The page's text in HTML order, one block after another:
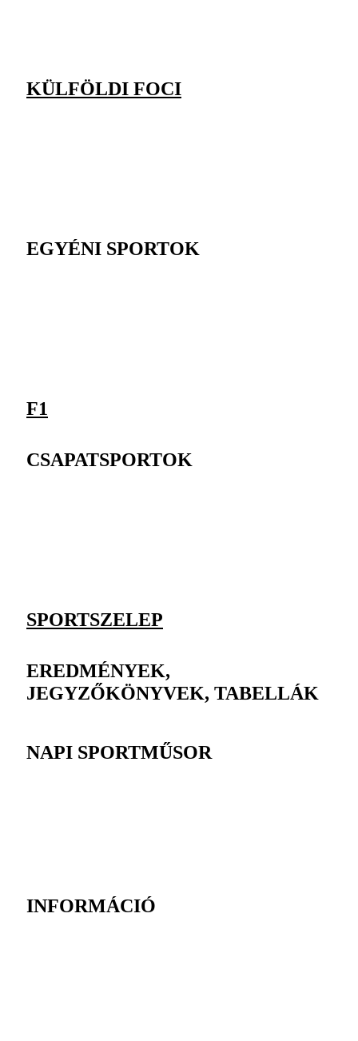
KÜLFÖLDI FOCI
EGYÉNI SPORTOK
F1
CSAPATSPORTOK
SPORTSZELEP
EREDMÉNYEK,
JEGYZŐKÖNYVEK, TABELLÁK
NAPI SPORTMŰSOR
INFORMÁCIÓ